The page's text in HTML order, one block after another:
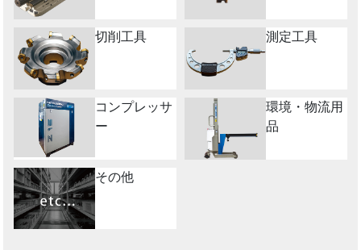
切削工具 測定工具
コンプレッサ
ー
環境・物流用
品
その他